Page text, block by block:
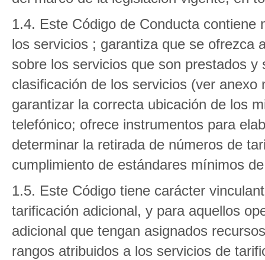
1.4. Este Código de Conducta
los servicios ; garantiza que se ofrezca
sobre los servicios que son prestados
clasificación de los servicios (ver
garantizar la correcta ubicación de los
telefónico; ofrece instrumentos para
determinar la retirada de números de
cumplimiento de estándares mínimos
1.5. Este Código tiene carácter
tarificación adicional, y para aquellos
adicional que tengan asignados
rangos atribuidos a los servicios de